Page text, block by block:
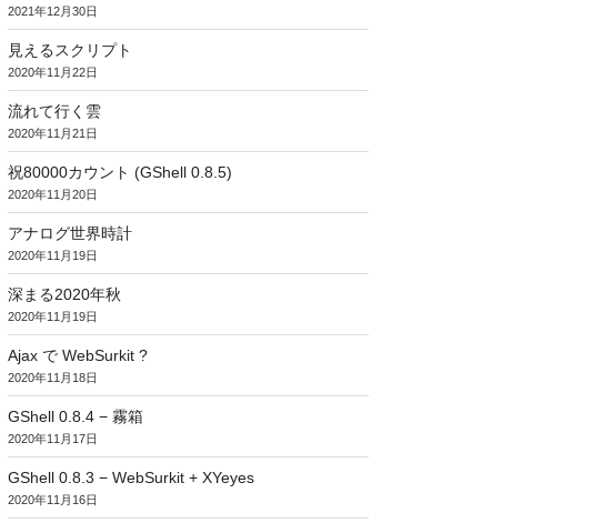
2021年12月30日
見えるスクリプト
2020年11月22日
流れて行く雲
2020年11月21日
祝80000カウント (GShell 0.8.5)
2020年11月20日
アナログ世界時計
2020年11月19日
深まる2020年秋
2020年11月19日
Ajax で WebSurkit ?
2020年11月18日
GShell 0.8.4 − 霧箱
2020年11月17日
GShell 0.8.3 − WebSurkit + XYeyes
2020年11月16日